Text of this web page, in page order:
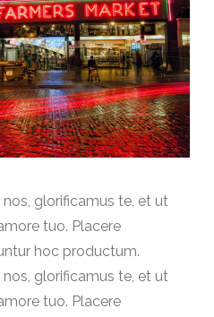
glorificamus te, et ut
tuo. Placere
hoc productum.
glorificamus te, et ut
tuo. Placere